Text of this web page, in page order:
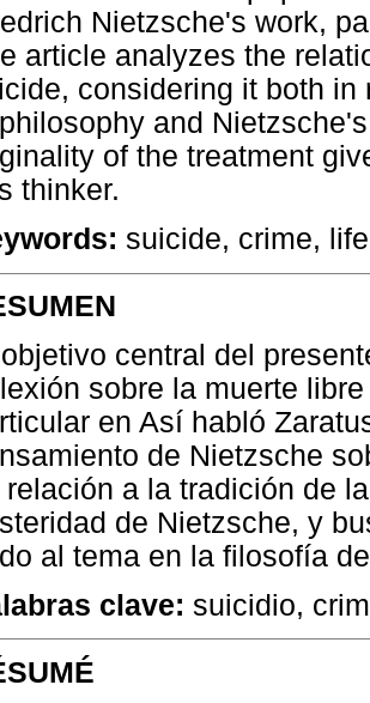
Nietzsche's work,
article analyzes the
considering it both
and
of the treatment
thinker.
suicide, crime,
central del
sobre la muerte
en Así habló
de Nietzsche
relación a la tradición de
de Nietzsche, y
al tema en la filosofía
clave: suicidio,